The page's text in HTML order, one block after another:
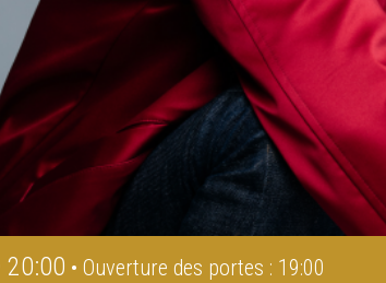
20:00 • Ouverture des portes : 19:00